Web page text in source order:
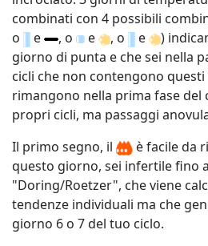
combinati con 4 possibili
o
e , o e , o e
)
giorno di punta e che sei nella
cicli che non contengono
rimangono nella prima fase del
propri cicli, ma passaggi
Il primo segno, il
è facile da
questo giorno, sei infertile fino
"Doring/Roetzer", che viene
tendenze individuali ma che
giorno 6 o 7 del tuo ciclo.